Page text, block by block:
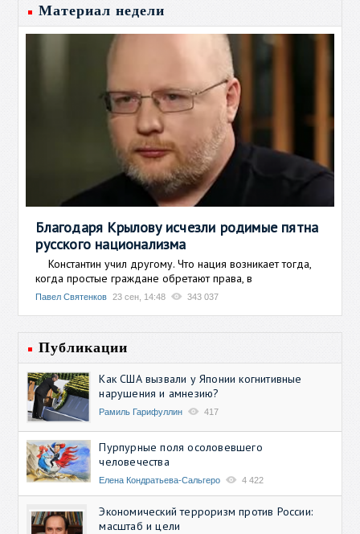
Материал недели
Благодаря Крылову исчезли родимые пятна
русского национализма
Константин учил другому. Что нация возникает тогда,
когда простые граждане обретают права, в
Павел Святенков 23 сен, 14:48 343 037
Публикации
Как США вызвали у Японии когнитивные
нарушения и амнезию?
Рамиль Гарифуллин 417
Пурпурные поля осоловевшего
человечества
Елена Кондратьева-Сальгеро 4 422
Экономический терроризм против России:
масштаб и цели